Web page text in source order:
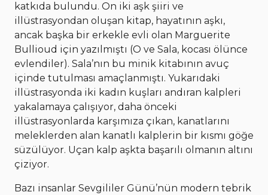
katkıda bulundu. On iki aşk şiiri ve
illüstrasyondan oluşan kitap, hayatının aşkı,
ancak başka bir erkekle evli olan Marguerite
Bullioud için yazılmıştı (O ve Sala, kocası ölünce
evlendiler). Sala’nın bu minik kitabının avuç
içinde tutulması amaçlanmıştı. Yukarıdaki
illüstrasyonda iki kadın kuşları andıran kalpleri
yakalamaya çalışıyor, daha önceki
illüstrasyonlarda karşımıza çıkan, kanatlarını
meleklerden alan kanatlı kalplerin bir kısmı göğe
süzülüyor. Uçan kalp aşkta başarılı olmanın altını
çiziyor.
Bazı insanlar Sevgililer Günü’nün modern tebrik